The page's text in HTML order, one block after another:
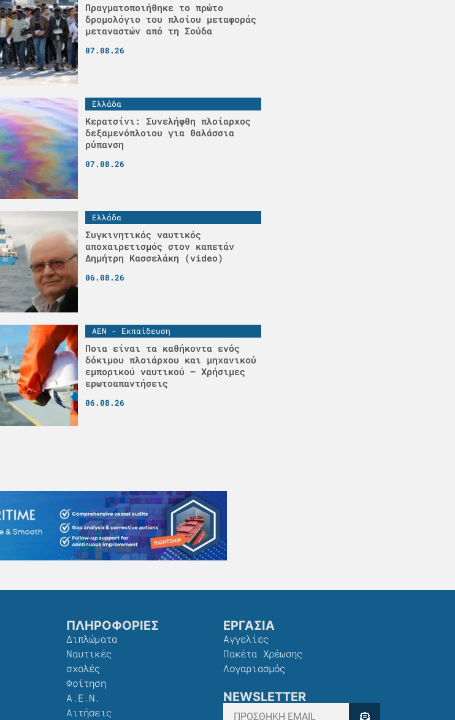
Πραγματοποιήθηκε το πρώτο
δρομολόγιο του πλοίου μεταφοράς
μεταναστών από τη Σούδα
07.08.26
Ελλάδα
Κερατσίνι: Συνελήφθη πλοίαρχος
δεξαμενόπλοιου για θαλάσσια
ρύπανση
07.08.26
Ελλάδα
Συγκινητικός ναυτικός
αποχαιρετισμός στον καπετάν
Δημήτρη Κασσελάκη (video)
06.08.26
ΑΕΝ - Εκπαίδευση
Ποια είναι τα καθήκοντα ενός
δόκιμου πλοιάρχου και μηχανικού
εμπορικού ναυτικού – Χρήσιμες
ερωτοαπαντήσεις
06.08.26
ΠΛΗΡΟΦΟΡΙΕΣ
Διπλώματα
Ναυτικές
σχολές
Φοίτηση
Α.Ε.Ν.
Αιτήσεις
ΕΡΓΑΣΙΑ
Αγγελίες
Πακέτα Χρέωσης​
Λογαριασμός
NEWSLETTER